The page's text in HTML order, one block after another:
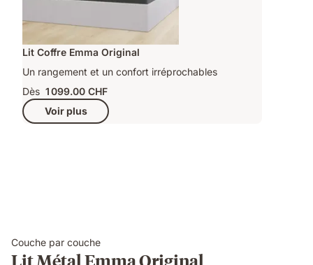
Lit Coffre Emma Original
Un rangement et un confort irréprochables
Dès 1 099.00 CHF
Voir plus
Couche par couche
Lit Métal Emma Original